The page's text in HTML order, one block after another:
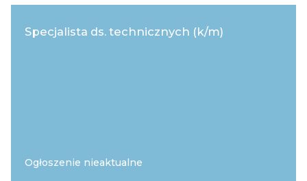
Specjalista ds. technicznych (k/m)
Ogłoszenie nieaktualne